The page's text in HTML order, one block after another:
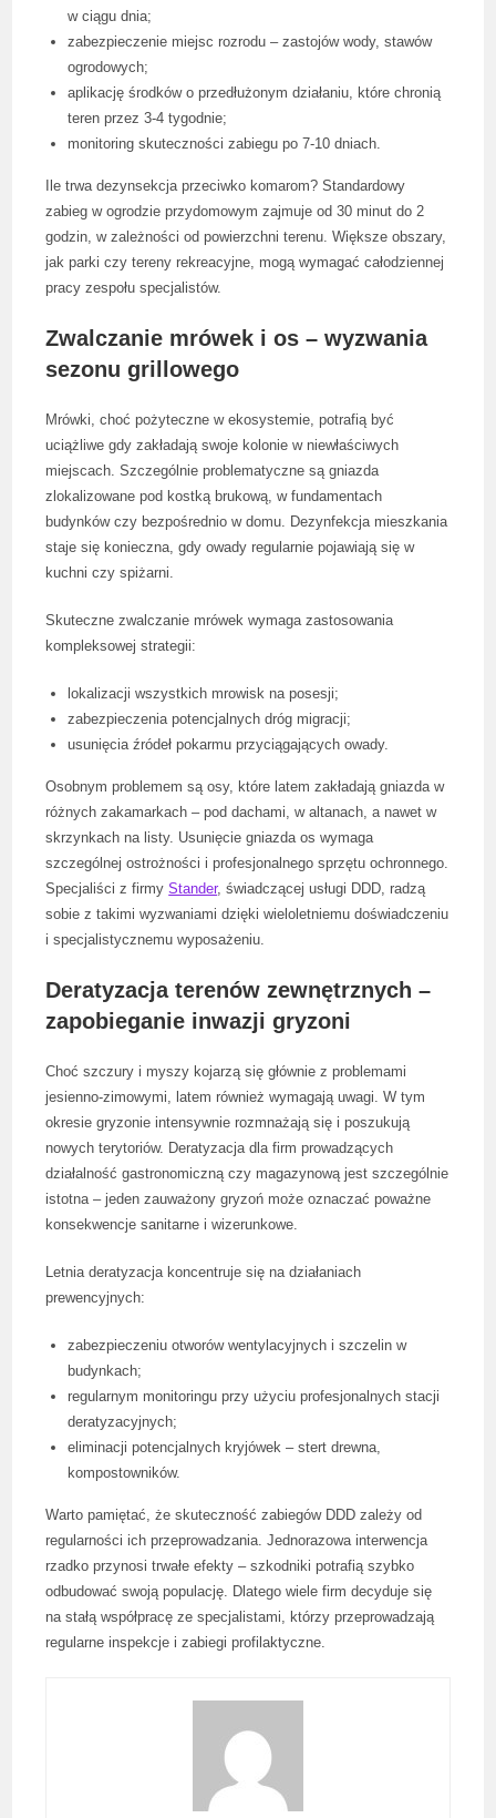
w ciągu dnia;
zabezpieczenie miejsc rozrodu – zastojów wody, stawów
ogrodowych;
aplikację środków o przedłużonym działaniu, które chronią
teren przez 3-4 tygodnie;
monitoring skuteczności zabiegu po 7-10 dniach.
Ile trwa dezynsekcja przeciwko komarom? Standardowy
zabieg w ogrodzie przydomowym zajmuje od 30 minut do 2
godzin, w zależności od powierzchni terenu. Większe obszary,
jak parki czy tereny rekreacyjne, mogą wymagać całodziennej
pracy zespołu specjalistów.
Zwalczanie mrówek i os – wyzwania
sezonu grillowego
Mrówki, choć pożyteczne w ekosystemie, potrafią być
uciążliwe gdy zakładają swoje kolonie w niewłaściwych
miejscach. Szczególnie problematyczne są gniazda
zlokalizowane pod kostką brukową, w fundamentach
budynków czy bezpośrednio w domu. Dezynfekcja mieszkania
staje się konieczna, gdy owady regularnie pojawiają się w
kuchni czy spiżarni.
Skuteczne zwalczanie mrówek wymaga zastosowania
kompleksowej strategii:
lokalizacji wszystkich mrowisk na posesji;
zabezpieczenia potencjalnych dróg migracji;
usunięcia źródeł pokarmu przyciągających owady.
Osobnym problemem są osy, które latem zakładają gniazda w
różnych zakamarkach – pod dachami, w altanach, a nawet w
skrzynkach na listy. Usunięcie gniazda os wymaga
szczególnej ostrożności i profesjonalnego sprzętu ochronnego.
Specjaliści z firmyStander, świadczącej usługi DDD, radzą
sobie z takimi wyzwaniami dzięki wieloletniemu doświadczeniu
i specjalistycznemu wyposażeniu.
Deratyzacja terenów zewnętrznych –
zapobieganie inwazji gryzoni
Choć szczury i myszy kojarzą się głównie z problemami
jesienno-zimowymi, latem również wymagają uwagi. W tym
okresie gryzonie intensywnie rozmnażają się i poszukują
nowych terytoriów. Deratyzacja dla firm prowadzących
działalność gastronomiczną czy magazynową jest szczególnie
istotna – jeden zauważony gryzoń może oznaczać poważne
konsekwencje sanitarne i wizerunkowe.
Letnia deratyzacja koncentruje się na działaniach
prewencyjnych:
zabezpieczeniu otworów wentylacyjnych i szczelin w
budynkach;
regularnym monitoringu przy użyciu profesjonalnych stacji
deratyzacyjnych;
eliminacji potencjalnych kryjówek – stert drewna,
kompostowników.
Warto pamiętać, że skuteczność zabiegów DDD zależy od
regularności ich przeprowadzania. Jednorazowa interwencja
rzadko przynosi trwałe efekty – szkodniki potrafią szybko
odbudować swoją populację. Dlatego wiele firm decyduje się
na stałą współpracę ze specjalistami, którzy przeprowadzają
regularne inspekcje i zabiegi profilaktyczne.